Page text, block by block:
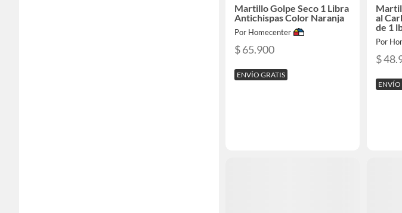
Martillo Golpe Seco 1 Libra
Antichispas Color Naranja
Por Homecenter
$ 65.900
ENVÍO GRATIS
al
de 1
Por
$
ENVÍO